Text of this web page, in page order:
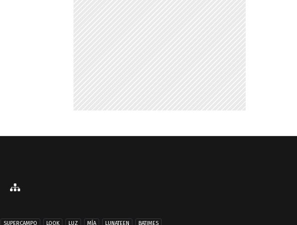
SUPERCAMPO LOOK LUZ MÍA LUNATEEN BATIMES